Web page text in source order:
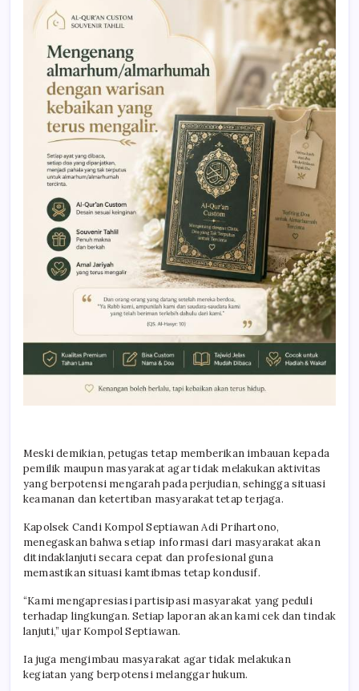
Meski demikian, petugas tetap memberikan imbauan kepada
pemilik maupun masyarakat agar tidak melakukan aktivitas
yang berpotensi mengarah pada perjudian, sehingga situasi
keamanan dan ketertiban masyarakat tetap terjaga.
Kapolsek Candi Kompol Septiawan Adi Prihartono,
menegaskan bahwa setiap informasi dari masyarakat akan
ditindaklanjuti secara cepat dan profesional guna
memastikan situasi kamtibmas tetap kondusif.
“Kami mengapresiasi partisipasi masyarakat yang peduli
terhadap lingkungan. Setiap laporan akan kami cek dan tindak
lanjuti,” ujar Kompol Septiawan.
Ia juga mengimbau masyarakat agar tidak melakukan
kegiatan yang berpotensi melanggar hukum.